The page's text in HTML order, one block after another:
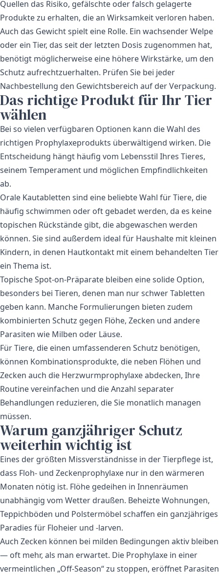
Quellen das Risiko, gefälschte oder falsch gelagerte
Produkte zu erhalten, die an Wirksamkeit verloren haben.
Auch das Gewicht spielt eine Rolle. Ein wachsender Welpe
oder ein Tier, das seit der letzten Dosis zugenommen hat,
benötigt möglicherweise eine höhere Wirkstärke, um den
Schutz aufrechtzuerhalten. Prüfen Sie bei jeder
Nachbestellung den Gewichtsbereich auf der Verpackung.
Das richtige Produkt für Ihr Tier
wählen
Bei so vielen verfügbaren Optionen kann die Wahl des
richtigen Prophylaxeprodukts überwältigend wirken. Die
Entscheidung hängt häufig vom Lebensstil Ihres Tieres,
seinem Temperament und möglichen Empfindlichkeiten
ab.
Orale Kautabletten sind eine beliebte Wahl für Tiere, die
häufig schwimmen oder oft gebadet werden, da es keine
topischen Rückstände gibt, die abgewaschen werden
können. Sie sind außerdem ideal für Haushalte mit kleinen
Kindern, in denen Hautkontakt mit einem behandelten Tier
ein Thema ist.
Topische Spot-on-Präparate bleiben eine solide Option,
besonders bei Tieren, denen man nur schwer Tabletten
geben kann. Manche Formulierungen bieten zudem
kombinierten Schutz gegen Flöhe, Zecken und andere
Parasiten wie Milben oder Läuse.
Für Tiere, die einen umfassenderen Schutz benötigen,
können Kombinationsprodukte, die neben Flöhen und
Zecken auch die Herzwurmprophylaxeabdecken, Ihre
Routine vereinfachen und die Anzahl separater
Behandlungen reduzieren, die Sie monatlich managen
müssen.
Warum ganzjähriger Schutz
weiterhin wichtig ist
Eines der größten Missverständnisse in der Tierpflege ist,
dass Floh- und Zeckenprophylaxe nur in den wärmeren
Monaten nötig ist. Flöhe gedeihen in Innenräumen
unabhängig vom Wetter draußen. Beheizte Wohnungen,
Teppichböden und Polstermöbel schaffen ein ganzjähriges
Paradies für Floheier und -larven.
Auch Zecken können bei milden Bedingungen aktiv bleiben
— oft mehr, als man erwartet. Die Prophylaxe in einer
vermeintlichen „Off-Season“ zu stoppen, eröffnet Parasiten